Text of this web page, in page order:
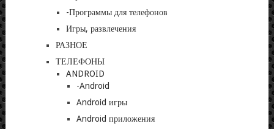
-Программы для телефонов
Игры, развлечения
РАЗНОЕ
ТЕЛЕФОНЫ
ANDROID
-Android
Android игры
Android приложения